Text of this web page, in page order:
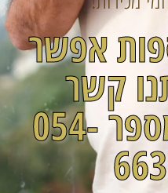
אפשר
קשר
בהודעות למספר 054-